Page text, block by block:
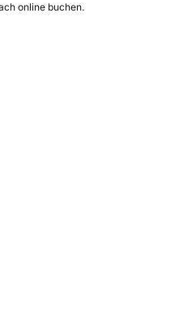
online buchen.